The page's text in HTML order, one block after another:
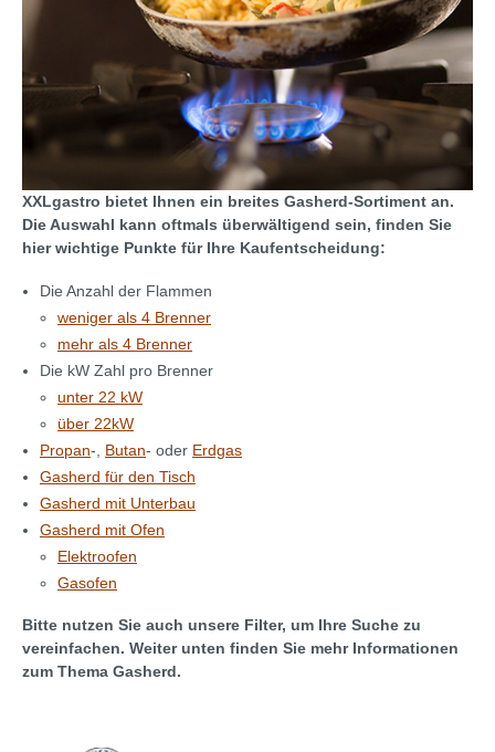
XXLgastro bietet Ihnen ein breites Gasherd-Sortiment an.
Die Auswahl kann oftmals überwältigend sein, finden Sie
hier wichtige Punkte für Ihre Kaufentscheidung:
Die Anzahl der Flammen
weniger als 4 Brenner
mehr als 4 Brenner
Die kW Zahl pro Brenner
unter 22 kW
über 22kW
Propan-, Butan- oder Erdgas
Gasherd für den Tisch
Gasherd mit Unterbau
Gasherd mit Ofen
Elektroofen
Gasofen
Bitte nutzen Sie auch unsere Filter, um Ihre Suche zu
vereinfachen. Weiter unten finden Sie mehr Informationen
zum Thema Gasherd.